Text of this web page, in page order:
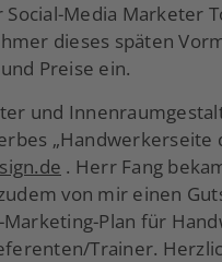
Media Marketer
dieses späten
Preise ein.
und
„Handwerkerseite
. Herr Fang
von mir einen
Plan für
Trainer.